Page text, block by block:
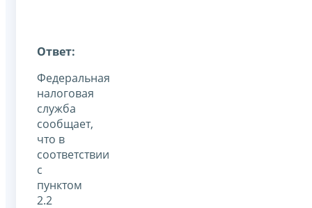
Ответ:
Федеральная
налоговая
служба
сообщает,
что в
соответствии
с
пунктом
2.2